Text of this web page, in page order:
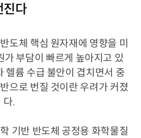
진다
도체 핵심 원자재에 영향을 미
가 부담이 빠르게 높아지고 있
헬륨 수급 불안이 겹치면서 중
으로 번질 것이란 우려가 커졌
다.
기반 반도체 공정용 화학물질